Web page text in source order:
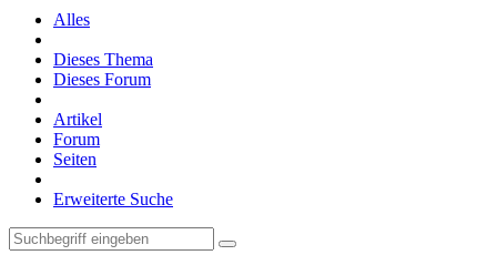
Alles
Dieses Thema
Dieses Forum
Artikel
Forum
Seiten
Erweiterte Suche